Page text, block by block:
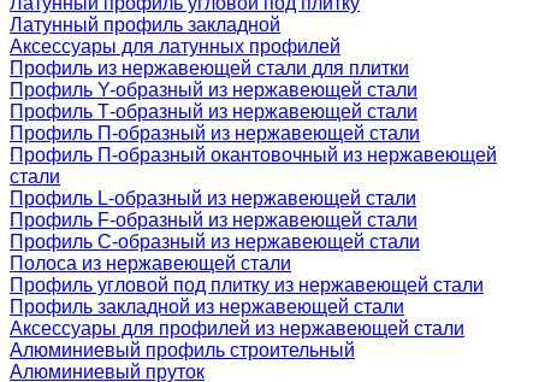
Латунный профиль закладной
Аксессуары для латунных профилей
Профиль из нержавеющей стали для плитки
Профиль Y-образный из нержавеющей стали
Профиль Т-образный из нержавеющей стали
Профиль П-образный из нержавеющей стали
Профиль П-образный окантовочный из нержавеющей
стали
Профиль L-образный из нержавеющей стали
Профиль F-образный из нержавеющей стали
Профиль C-образный из нержавеющей стали
Полоса из нержавеющей стали
Профиль угловой под плитку из нержавеющей стали
Профиль закладной из нержавеющей стали
Аксессуары для профилей из нержавеющей стали
Алюминиевый профиль строительный
Алюминиевый пруток